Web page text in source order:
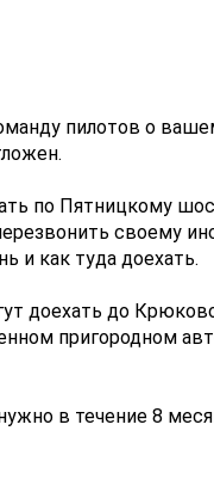
пилотов о
по Пятницкому
своему
и как туда доехать.
доехать до
пригородном
в течение 8